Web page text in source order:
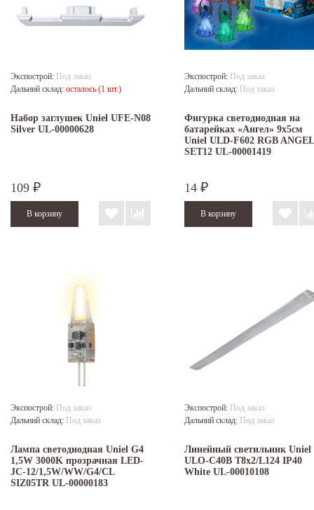
Экспострой: Под заказ
Дальний склад: осталось (1 шт.)
Набор заглушек Uniel UFE-N08
Silver UL-00000628
109 ₽
Экспострой: Под заказ
Дальний склад: Под заказ
Фигурка светодиодная на
батарейках «Ангел» 9x5см
Uniel ULD-F602 RGB ANGEL
SET12 UL-00001419
14 ₽
Экспострой: Под заказ
Дальний склад: Под заказ
Лампа светодиодная Uniel G4
1,5W 3000K прозрачная LED-
JC-12/1,5W/WW/G4/CL
SIZ05TR UL-00000183
Экспострой: Под заказ
Дальний склад: Под заказ
Линейный светильник Uniel
ULO-C40B T8x2/L124 IP40
White UL-00010108